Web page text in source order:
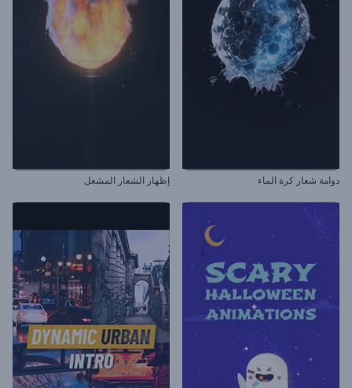
دوامة شعار كرة الماء إظهار الشعار المشعل